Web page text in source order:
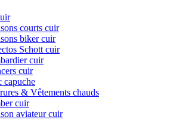
courts cuir
biker cuir
Schott cuir
cuir
cuir
capuche
& Vêtements chauds
cuir
aviateur cuir